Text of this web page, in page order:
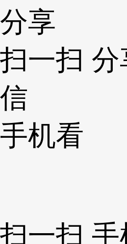
分享
扫一扫 分
信
手机看
扫一扫 手